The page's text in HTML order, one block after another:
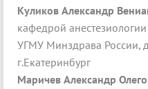
Куликов Александр
кафедрой
УГМУ Минздрава России,
г.Екатеринбург
Маричев Александр